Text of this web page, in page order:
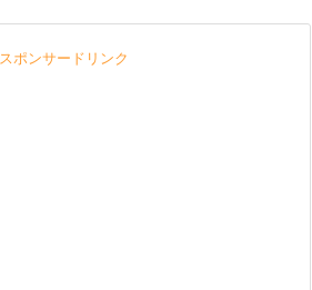
スポンサードリンク